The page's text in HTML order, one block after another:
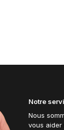
Notre
Nous
vous aider